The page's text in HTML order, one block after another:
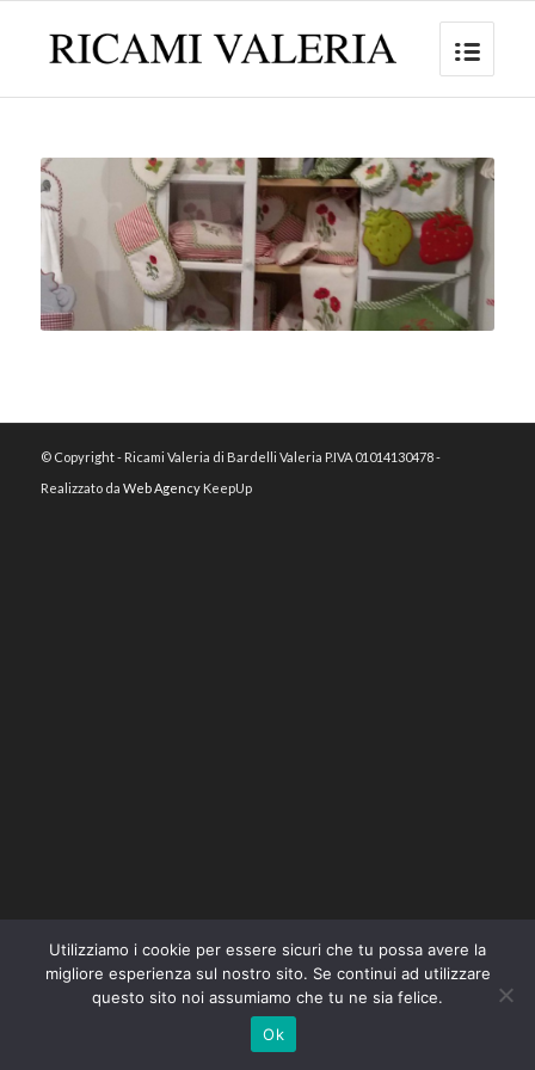
© Copyright - Ricami Valeria di Bardelli Valeria P.IVA 01014130478 -
Realizzato da Web AgencyKeepUp
Utilizziamo i cookie per essere sicuri che tu possa avere la
migliore esperienza sul nostro sito. Se continui ad utilizzare
questo sito noi assumiamo che tu ne sia felice.
Ok